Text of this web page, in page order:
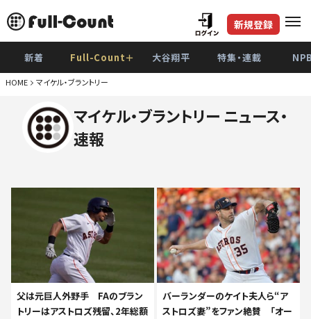
新規登録
新着 Full-Count＋ 大谷翔平 特集・連載
HOME マイケル・ブラントリー
マイケル・ブラントリー ニュース・
速報
父は元巨人外野手 FAのブラン
トリーはアストロズ残留、2年総額
バーランダーのケイト夫人ら“ア
ストロズ妻”をファン絶賛 「オー